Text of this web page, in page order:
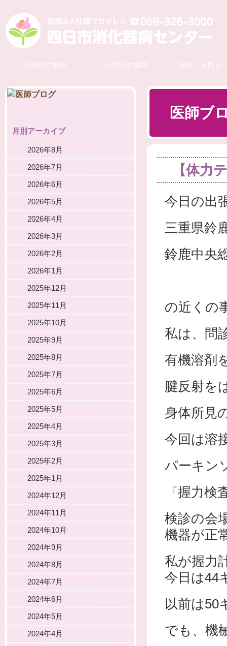
外来のご案内 入院のご案内 健診・人間ド
医師ブ
【体力
今日の出
三重県鈴
鈴鹿中央
の近くの
私は、問
有機溶剤
腱反射を
身体所見
今回は溶
パーキン
『握力
検診の会
機器が正
私が握力
今日は44
以前は50
でも、機
月別アーカイブ
2026年8月
2026年7月
2026年6月
2026年5月
2026年4月
2026年3月
2026年2月
2026年1月
2025年12月
2025年11月
2025年10月
2025年9月
2025年8月
2025年7月
2025年6月
2025年5月
2025年4月
2025年3月
2025年2月
2025年1月
2024年12月
2024年11月
2024年10月
2024年9月
2024年8月
2024年7月
2024年6月
2024年5月
2024年4月